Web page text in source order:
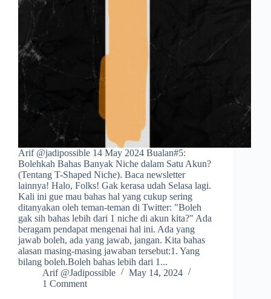
Arif @jadipossible 14 May 2024 Bualan#5:
Bolehkah Bahas Banyak Niche dalam Satu Akun?
(Tentang T-Shaped Niche). Baca newsletter
lainnya! Halo, Folks! Gak kerasa udah Selasa lagi.
Kali ini gue mau bahas hal yang cukup sering
ditanyakan oleh teman-teman di Twitter: "Boleh
gak sih bahas lebih dari 1 niche di akun kita?" Ada
beragam pendapat mengenai hal ini. Ada yang
jawab boleh, ada yang jawab, jangan. Kita bahas
alasan masing-masing jawaban tersebut:1. Yang
bilang boleh.Boleh bahas lebih dari 1...
Arif @Jadipossible
May 14, 2024
1 Comment